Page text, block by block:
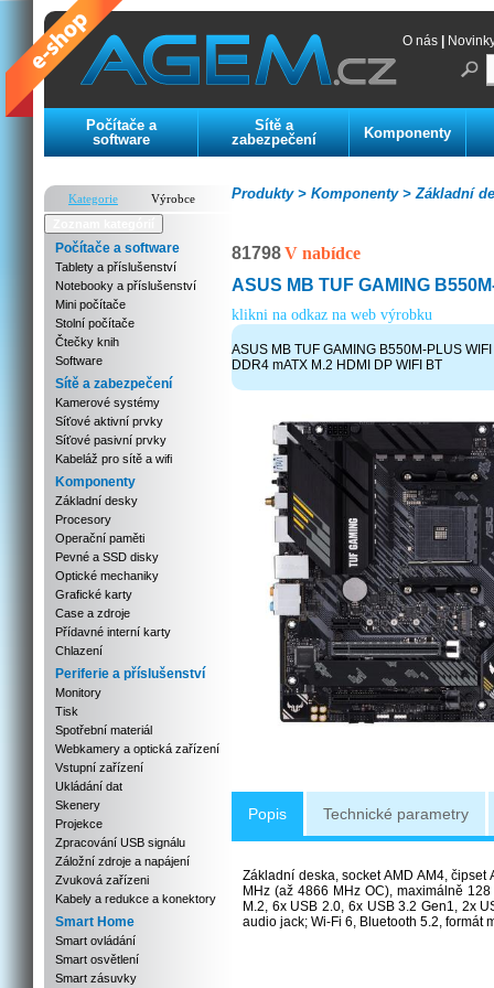
O nás
Počítače a
software
Sítě a
zabezpečení
Komponenty
Kategorie
Výrobce
Počítače a software
Tablety a příslušenství
Notebooky a příslušenství
Mini počítače
Stolní počítače
Čtečky knih
Software
Sítě a zabezpečení
Kamerové systémy
Síťové aktivní prvky
Síťové pasivní prvky
Kabeláž pro sítě a wifi
Komponenty
Základní desky
Procesory
Operační paměti
Pevné a SSD disky
Optické mechaniky
Grafické karty
Case a zdroje
Přídavné interní karty
Chlazení
Periferie a příslušenství
Monitory
Tisk
Spotřební materiál
Webkamery a optická zařízení
Vstupní zařízení
Ukládání dat
Skenery
Projekce
Zpracování USB signálu
Záložní zdroje a napájení
Zvuková zařízeni
Kabely a redukce a konektory
Smart Home
Smart ovládání
Smart osvětlení
Smart zásuvky
Základní
Komponenty >
Produkty >
81798V nabídce
ASUS MB TUF GAMING
klikni na odkaz na web výrobku
ASUS MB TUF GAMING B550M-PLUS
DDR4 mATX M.2 HDMI DP WIFI BT
Popis Technické parametry
Základní deska, socket AMD AM4,
MHz (až 4866 MHz OC), maximálně
M.2, 6x USB 2.0, 6x USB 3.2 Gen1, 2x
audio jack; Wi-Fi 6, Bluetooth 5.2, formát